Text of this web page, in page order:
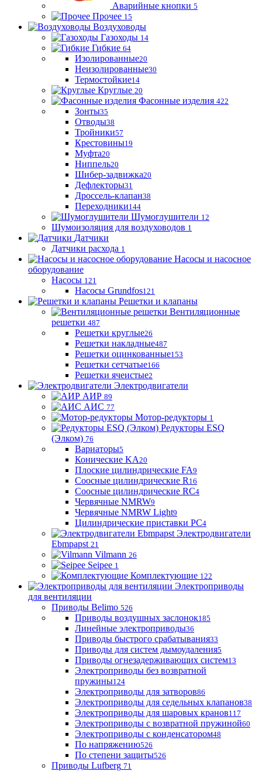
Аварийные кнопки 5
Прочее 15
Воздуховоды
Газоходы 14
Гибкие 64
Изолированные20
Неизолированные30
Термостойкие14
Круглые 20
Фасонные изделия 422
Зонты35
Отводы38
Тройники57
Крестовины19
Муфта20
Ниппель20
Шибер-задвижка20
Дефлекторы31
Дроссель-клапан38
Переходники144
Шумоглушители 12
Шумоизоляция для воздуховодов 1
Датчики
Датчики расхода 1
Насосы и насосное
оборудование
Насосы 121
Насосы Grundfos121
Решетки и клапаны
Вентиляционные
решетки 487
Решетки круглые26
Решетки накладные487
Решетки оцинкованные153
Решетки сетчатые166
Решетки ячеистые2
Электродвигатели
АИР 89
АИС 77
Мотор-редукторы 1
Редукторы ESQ
(Элком) 76
Вариаторы5
Конические KA20
Плоские цилиндрические FA9
Соосные цилиндрические R 16
Соосные цилиндрические RC4
Червячные NMRW9
Червячные NMRW Light9
Цилиндрические приставки PC4
Электродвигатели
Ebmpapst 21
Vilmann 26
Seipee 1
Комплектующие 122
Электроприводы
для вентиляции
Приводы Belimo 526
Приводы воздушных заслонок185
Линейные электроприводы36
Приводы быстрого срабатывания33
Приводы для систем дымоудаления5
Приводы огнезадерживающих систем13
Электроприводы без возвратной
пружины124
Электроприводы для затворов86
Электроприводы для седельных клапанов38
Электроприводы для шаровых кранов117
Электроприводы с возвратной пружиной60
Электроприводы с конденсатором48
По напряжению526
По степени защиты526
Приводы Lufberg 71